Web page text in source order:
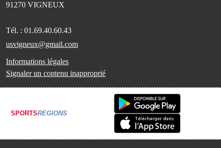
91270 VIGNEUX
Tél. : 01.69.40.60.43
usvigneux@gmail.com
Informations légales
Signaler un contenu inapproprié
SPORTSREGIONS